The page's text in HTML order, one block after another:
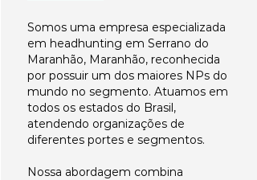
Somos uma empresa especializada
em headhunting em Serrano do
Maranhão, Maranhão, reconhecida
por possuir um dos maiores NPs do
mundo no segmento. Atuamos em
todos os estados do Brasil,
atendendo organizações de
diferentes portes e segmentos.
Nossa abordagem combina